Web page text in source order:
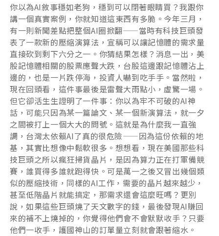
你以為AI敘事穩如老狗，穩到可以閉著眼睛買？我跟你
講一個真實案例，你就知道這東西有多脆。今年三月，
有一則新聞差點把整個AI圈掀翻——當時有科技巨頭發
表了一款新的壓縮演算法，宣稱可以讓記憶體的需求量
直接砍到剩下六分之一。你猜結果怎樣？消息一出，美
股記憶體相關的股票應聲大跌，台股這邊跟記憶體沾上
邊的，也是一片跌停海，投資人嚇到吃手手。當然啦，
現在回頭看，這件事最後是雷聲大雨點小，虛驚一場。
但它卻活生生證明了一件事：你以為牢不可破的AI神
話，可能只因為某一篇論文、某一個新演算法，就一夕
之間被打上一個大大的問號。這就是為什麼我一直強
調，台灣太依賴AI了真的很危險——因為這份依賴的地
基，其實比想像中鬆軟很多。想想看，現在美國那些科
技巨頭之所以瘋狂掃貨晶片，是因為算力正在打軍備競
賽，誰買得多誰就跑得快。可是萬一之後又冒出幾個類
似的壓縮技術，同樣的AI工作，需要的晶片越來越少，
甚至低階晶片就能搞定，那需求還會這麼旺嗎？更別
說，如果這些巨頭燒了天文數字的錢，最後發現AI賺回
來的補不上燒掉的，你覺得他們會不會默默收手？只要
他們一收手，護國神山的訂單量立刻就會跟著縮水。